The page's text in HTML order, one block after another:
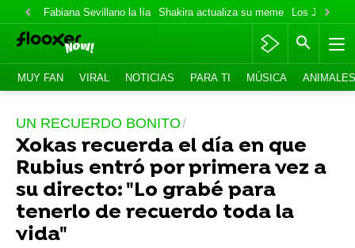
Fabiana Sevillano la lía Shakira actualiza su meme Los Jonas
MUY FAN VIRAL NOTICIAS PARA TI MÚSICA ANIMALES
UN RECUERDO BONITO
Xokas recuerda el día en que
Rubius entró por primera vez a
su directo: "Lo grabé para
tenerlo de recuerdo toda la
vida"